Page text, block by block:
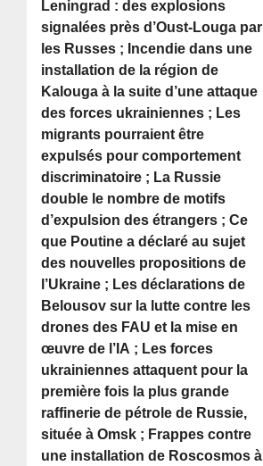
Leningrad : des explosions
signalées près d’Oust-Louga par
les Russes ; Incendie dans une
installation de la région de
Kalouga à la suite d’une attaque
des forces ukrainiennes ; Les
migrants pourraient être
expulsés pour comportement
discriminatoire ; La Russie
double le nombre de motifs
d’expulsion des étrangers ; Ce
que Poutine a déclaré au sujet
des nouvelles propositions de
l’Ukraine ; Les déclarations de
Belousov sur la lutte contre les
drones des FAU et la mise en
œuvre de l’IA ; Les forces
ukrainiennes attaquent pour la
première fois la plus grande
raffinerie de pétrole de Russie,
située à Omsk ; Frappes contre
une installation de Roscosmos à